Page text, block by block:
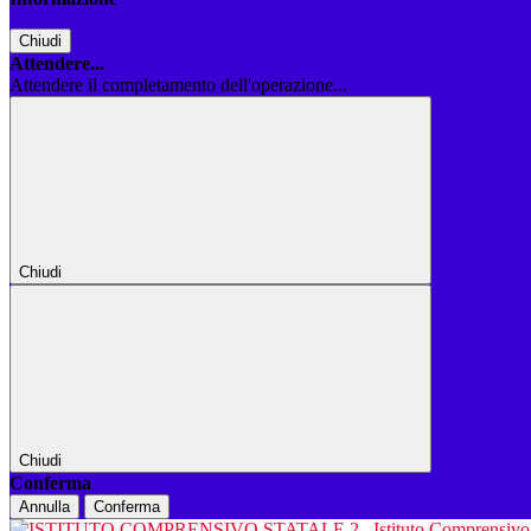
Chiudi
Attendere...
Attendere il completamento dell'operazione...
Chiudi
Chiudi
Conferma
Annulla Conferma